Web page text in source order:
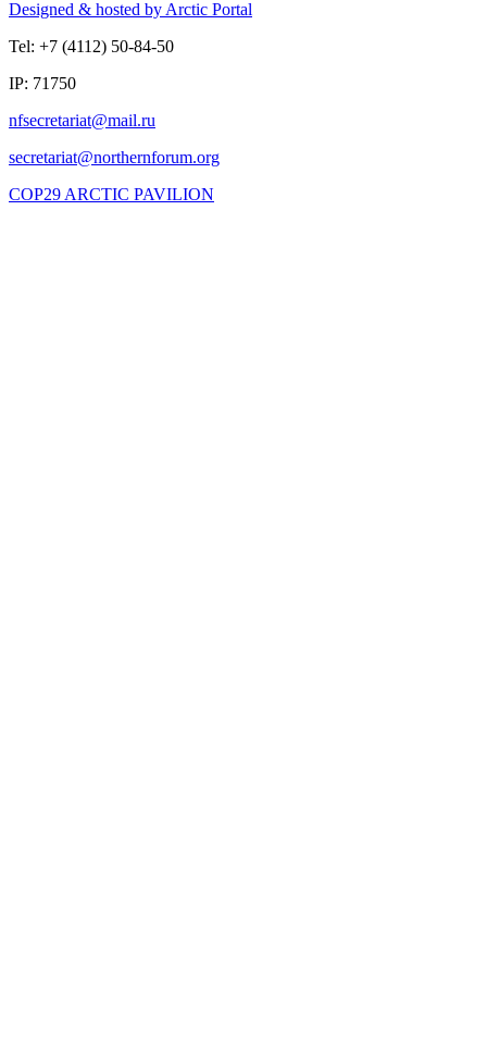
Designed & hosted by Arctic Portal
Tel: +7 (4112) 50-84-50
IP: 71750
COP29 ARCTIC PAVILION